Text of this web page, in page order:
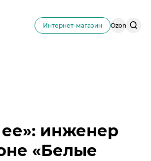
Интернет-магазин Ozon
инженер
«Белые